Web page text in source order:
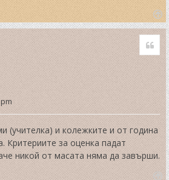
T
o
p
(учителка) и колежките и от година
Критериите за оценка падат
никой от масата няма да завърши.